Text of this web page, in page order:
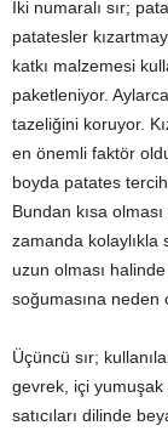
İki numaralı sır;
patatesler
katkı malzemesi
paketleniyor.
tazeliğini koruyor.
en önemli faktör
boyda patates
Bundan kısa olması
zamanda kolaylıkla
uzun olması
soğumasına neden
Üçüncü sır;
gevrek, içi yumuşak
satıcıları dilinde